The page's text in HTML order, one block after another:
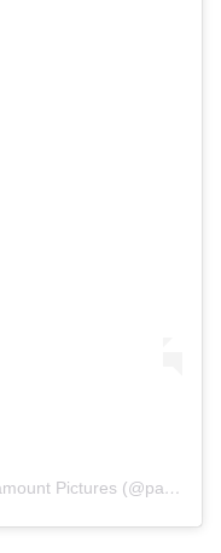
Una publicación compartida por Paramount Pictures (@paramountpics)